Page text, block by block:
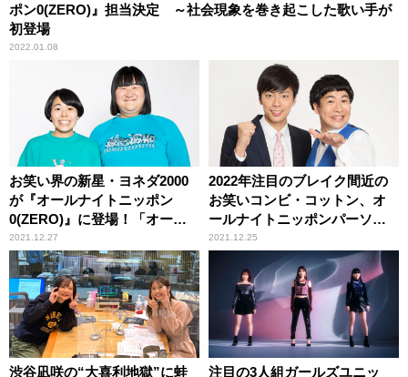
ポン0(ZERO)』担当決定 ～社会現象を巻き起こした歌い手が
初登場
2022.01.08
お笑い界の新星・ヨネダ2000
が『オールナイトニッポン
0(ZERO)』に登場！「オール
ナイトニッポン2000にしてみ
せます！」
2021.12.27
2022年注目のブレイク間近の
お笑いコンビ・コットン、オ
ールナイトニッポンパーソナ
リティに初挑戦！
2021.12.25
渋谷凪咲の“大喜利地獄”に蛙 注目の3人組ガールズユニッ